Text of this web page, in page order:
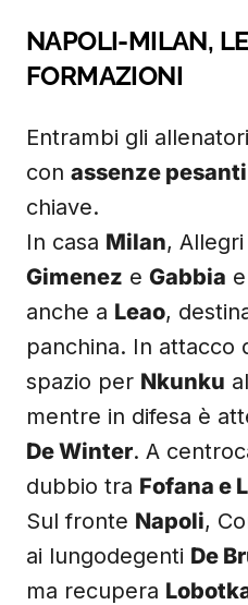
NAPOLI-MILAN,
FORMAZIONI
Entrambi gli
con assenze pesanti
chiave.
In casa Milan,
Gimenez e Gabbia
anche a Leao,
panchina. In attacco
spazio per Nkunku
mentre in difesa è
De Winter. A
dubbio tra Fofana e
Sul fronte Napoli,
ai lungodegenti De
ma recupera